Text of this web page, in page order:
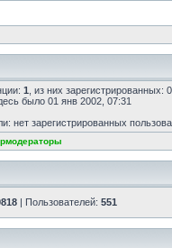
1 , из них
было 01 янв 2002, 07:31
нет зарегистрированных
| Пользователей: 551